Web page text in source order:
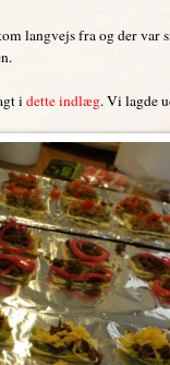
langvejs fra og der var
idette indlæg. Vi lagde